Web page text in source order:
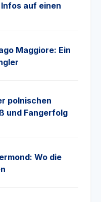
auf einen
Maggiore: Ein
polnischen
und Fangerfolg
Wo die